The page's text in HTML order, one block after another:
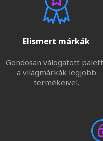
Elismert márkák
Gondosan válogatott
a világmárkák legjobb
termékeivel.